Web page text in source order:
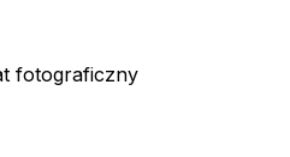
fotograficzny